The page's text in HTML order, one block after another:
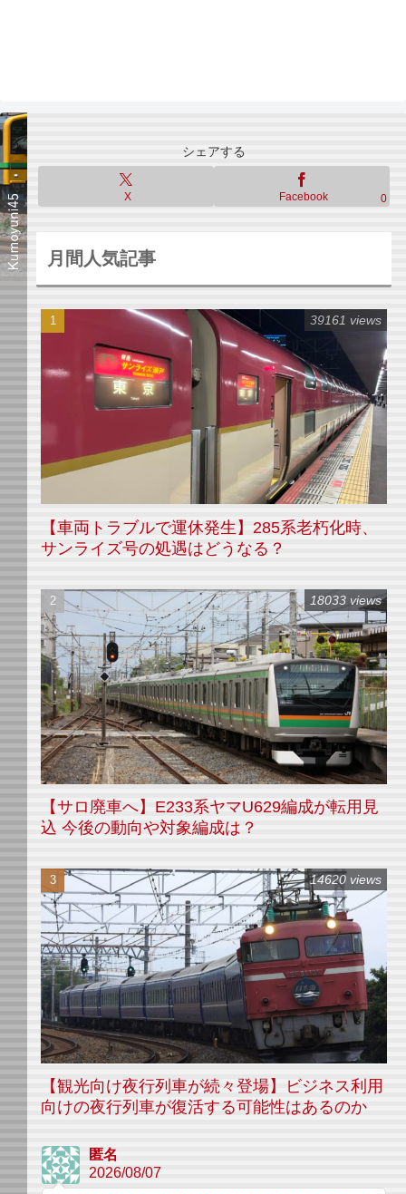
シェアする
X Facebook 0
月間人気記事
【車両トラブルで運休発生】285系老朽化時、
サンライズ号の処遇はどうなる？
39161 views
【サロ廃車へ】E233系ヤマU629編成が転用見
込 今後の動向や対象編成は？
18033 views
【観光向け夜行列車が続々登場】ビジネス利用
向けの夜行列車が復活する可能性はあるのか
14620 views
匿名
2026/08/07